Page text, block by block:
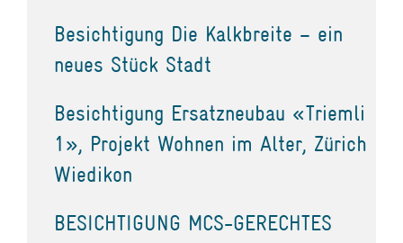
Besichtigung Die Kalkbreite – ein
neues Stück Stadt
Besichtigung Ersatzneubau «Triemli
1», Projekt Wohnen im Alter, Zürich
Wiedikon
BESICHTIGUNG MCS-GERECHTES